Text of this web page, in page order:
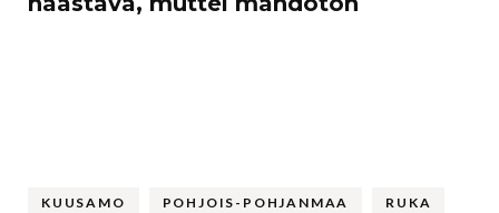
KUUSAMO POHJOIS-POHJANMAA RUKA